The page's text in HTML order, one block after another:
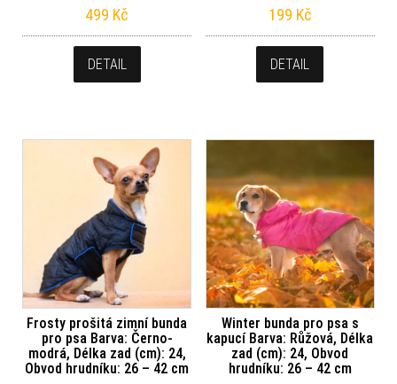
499 Kč
DETAIL
199 Kč
DETAIL
Frosty prošitá zimní bunda
pro psa Barva: Černo-
modrá, Délka zad (cm): 24,
Obvod hrudníku: 26 – 42 cm
Winter bunda pro psa s
kapucí Barva: Růžová, Délka
zad (cm): 24, Obvod
hrudníku: 26 – 42 cm